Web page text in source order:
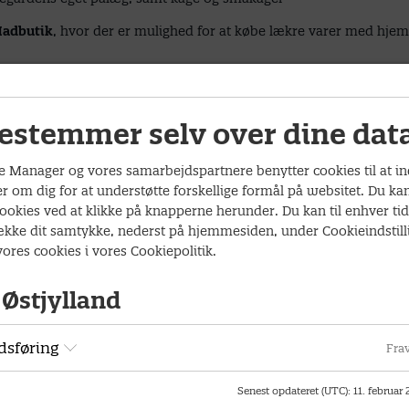
, hvor der er mulighed for at købe lækre varer med
Vestergade 76, 8600 Silkeborgkl.11.45, hvor vi fordeler os i
hvis du kan køre – og hvor mange pladser du har
Information
Pris
din
selv over dine
Manager og vores samarbejdspartnere benytter cookies til at
om dig for at understøtte forskellige formål på websitet. Du
ved at klikke på knapperne herunder. Du kan til enhver
dit samtykke, nederst på hjemmesiden, under
cookies i vores Cookiepolitik.
Østjylland
Senest opdateret (UTC): 11. februar